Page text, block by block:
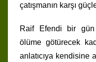
çatışmanın karşı
Raif Efendi bir gün
ölüme götürecek
anlatıcıya kendisine